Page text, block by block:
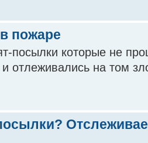
пожаре
посылки которые не
отлеживались на том